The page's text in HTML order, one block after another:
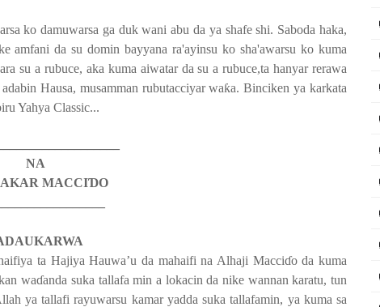
ko damuwarsa ga duk wani abu da ya shafe shi. Saboda haka,
amfani da su domin bayyana ra'ayinsu ko sha'awarsu ko kuma
su a rubuce, aka kuma aiwatar da su a rubuce,ta hanyar rerawa
Hausa, musamman rubutacciyar waƙa. Binciken ya karkata
Yahya Classic...
NA
MACCIƊO
ta Hajiya Hauwa’u da mahaifi na Alhaji Macciɗo da kuma
waɗanda suka tallafa min a lokacin da nike wannan karatu, tun
ya tallafi rayuwarsu kamar yadda suka tallafamin, ya kuma sa